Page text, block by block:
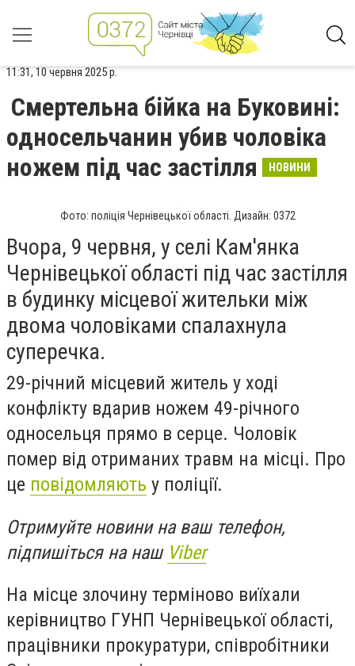
11:31, 10 червня 2025 р.
Смертельна бійка на Буковині:
односельчанин убив чоловіка
ножем під час застілля
НОВИНИ
Фото: поліція Чернівецької області. Дизайн: 0372
Вчора, 9 червня, у селі Кам'янка
Чернівецької області під час застілля
в будинку місцевої жительки між
двома чоловіками спалахнула
суперечка.
29-річний місцевий житель у ході
конфлікту вдарив ножем 49-річного
односельця прямо в серце. Чоловік
помер від отриманих травм на місці. Про
це повідомляють у поліції.
Отримуйте новини на ваш телефон,
підпишіться на наш Viber
На місце злочину терміново виїхали
керівництво ГУНП Чернівецької області,
працівники прокуратури, співробітники